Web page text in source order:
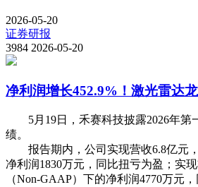
2026-05-20
证券研报
3984 2026-05-20
净利润增长452.9%！激光雷达
5月19日，禾赛科技披露2026年第
绩。
报告期内，公司实现营收6.8亿元，
净利润1830万元，同比扭亏为盈；实
（Non-GAAP）下的净利润4770万元，